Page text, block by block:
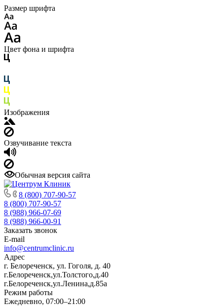
Размер шрифта
Цвет фона и шрифта
Изображения
Озвучивание текста
Обычная версия сайта
8 (800) 707-90-57
8 (800) 707-90-57
8 (988) 966-07-69
8 (988) 966-00-91
Заказать звонок
E-mail
info@centrumclinic.ru
Адрес
г. Белореченск, ул. Гоголя, д. 40
г.Белореченск,ул.Толстого,д.40
г.Белореченск,ул.Ленина,д.85а
Режим работы
Ежедневно, 07:00–21:00